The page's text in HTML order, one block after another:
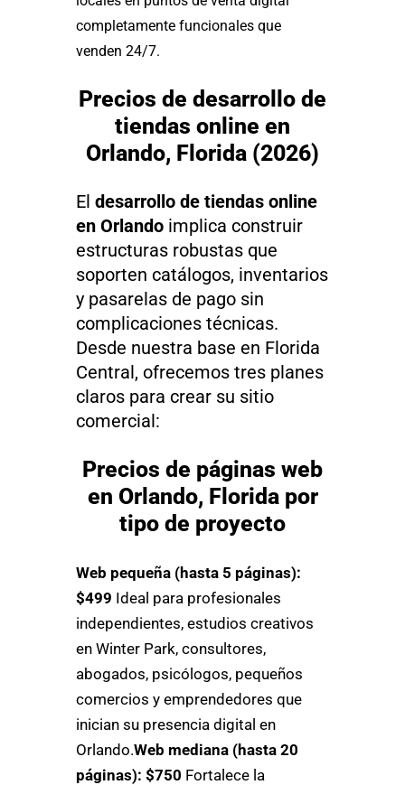
completamente funcionales que
venden 24/7.
Precios de desarrollo de
tiendas online en
Orlando, Florida (2026)
El desarrollo de tiendas online
en Orlando implica construir
estructuras robustas que
soporten catálogos, inventarios
y pasarelas de pago sin
complicaciones técnicas.
Desde nuestra base en Florida
Central, ofrecemos tres planes
claros para crear su sitio
comercial:
Precios de páginas web
en Orlando, Florida por
tipo de proyecto
Web pequeña (hasta 5 páginas):
$499 Ideal para profesionales
independientes, estudios creativos
en Winter Park, consultores,
abogados, psicólogos, pequeños
comercios y emprendedores que
inician su presencia digital en
Orlando.Web mediana (hasta 20
páginas): $750 Fortalece la